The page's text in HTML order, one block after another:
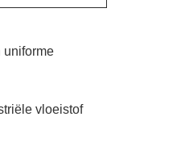
uniforme
vloeistof